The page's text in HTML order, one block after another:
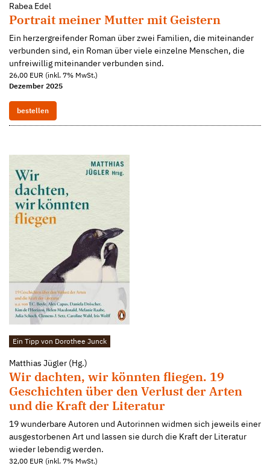
Rabea Edel
Portrait meiner Mutter mit Geistern
Ein herzergreifender Roman über zwei Familien, die miteinander
verbunden sind, ein Roman über viele einzelne Menschen, die
unfreiwillig miteinander verbunden sind.
26,00 EUR (inkl. 7% MwSt.)
Dezember 2025
bestellen
Ein Tipp von Dorothee Junck
Matthias Jügler (Hg.)
Wir dachten, wir könnten fliegen. 19
Geschichten über den Verlust der Arten
und die Kraft der Literatur
19 wunderbare Autoren und Autorinnen widmen sich jeweils einer
ausgestorbenen Art und lassen sie durch die Kraft der Literatur
wieder lebendig werden.
32,00 EUR (inkl. 7% MwSt.)